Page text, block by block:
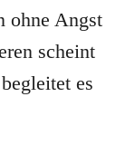
ohne Angst
scheint
es